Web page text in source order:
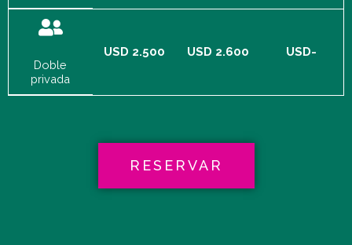
Doble
privada
USD 2.500 USD 2.600 USD-
RESERVAR